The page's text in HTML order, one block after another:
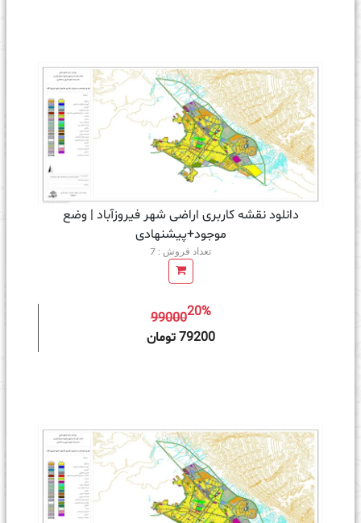
دانلود نقشه کاربری اراضی شهر فیروزآباد | وضع
موجود+پیشنهادی
تعداد فروش : 7
9900020%
79200 تومان